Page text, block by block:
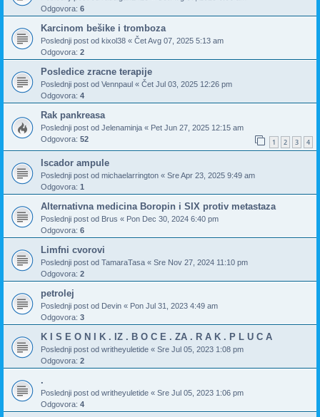
Odgovora: 6
Karcinom bešike i tromboza
Poslednji post od kixol38 « Čet Avg 07, 2025 5:13 am
Odgovora: 2
Posledice zracne terapije
Poslednji post od Vennpaul « Čet Jul 03, 2025 12:26 pm
Odgovora: 4
Rak pankreasa
Poslednji post od Jelenaminja « Pet Jun 27, 2025 12:15 am
Odgovora: 52 1 2 3 4
Iscador ampule
Poslednji post od michaelarrington « Sre Apr 23, 2025 9:49 am
Odgovora: 1
Alternativna medicina Boropin i SIX protiv metastaza
Poslednji post od Brus « Pon Dec 30, 2024 6:40 pm
Odgovora: 6
Limfni cvorovi
Poslednji post od TamaraTasa « Sre Nov 27, 2024 11:10 pm
Odgovora: 2
petrolej
Poslednji post od Devin « Pon Jul 31, 2023 4:49 am
Odgovora: 3
K I S E O N I K . IZ . B O C E . ZA . R A K . P L U C A
Poslednji post od writheyuletide « Sre Jul 05, 2023 1:08 pm
Odgovora: 2
.
Poslednji post od writheyuletide « Sre Jul 05, 2023 1:06 pm
Odgovora: 4